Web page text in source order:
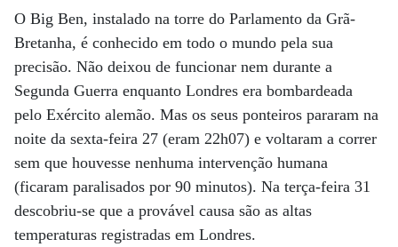
O Big Ben, instalado na torre do Parlamento da Grã-
Bretanha, é conhecido em todo o mundo pela sua
precisão. Não deixou de funcionar nem durante a
Segunda Guerra enquanto Londres era bombardeada
pelo Exército alemão. Mas os seus ponteiros pararam na
noite da sexta-feira 27 (eram 22h07) e voltaram a correr
sem que houvesse nenhuma intervenção humana
(ficaram paralisados por 90 minutos). Na terça-feira 31
descobriu-se que a provável causa são as altas
temperaturas registradas em Londres.